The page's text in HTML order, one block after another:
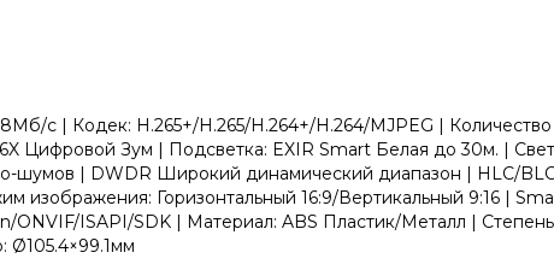
с | Кодек: H.265+/H.265/H.264+/H.264/MJPEG |
Цифровой Зум | Подсветка: EXIR Smart Белая до 30м. |
шумов | DWDR Широкий динамический диапазон | HLC/
изображения: Горизонтальный 16:9/Вертикальный 9:16 |
ONVIF/ISAPI/SDK | Материал: ABS Пластик/Металл |
Ø105.4×99.1мм